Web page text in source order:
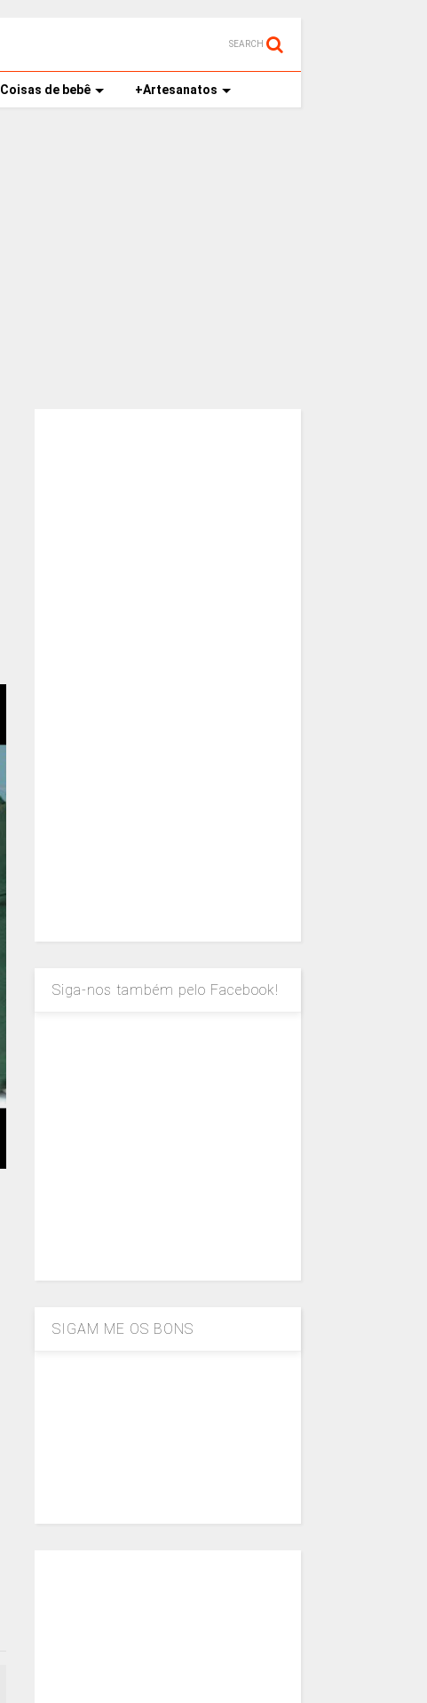
SEARCH
Coisas de bebê +Artesanatos
Siga-nos também pelo Facebook!
SIGAM ME OS BONS